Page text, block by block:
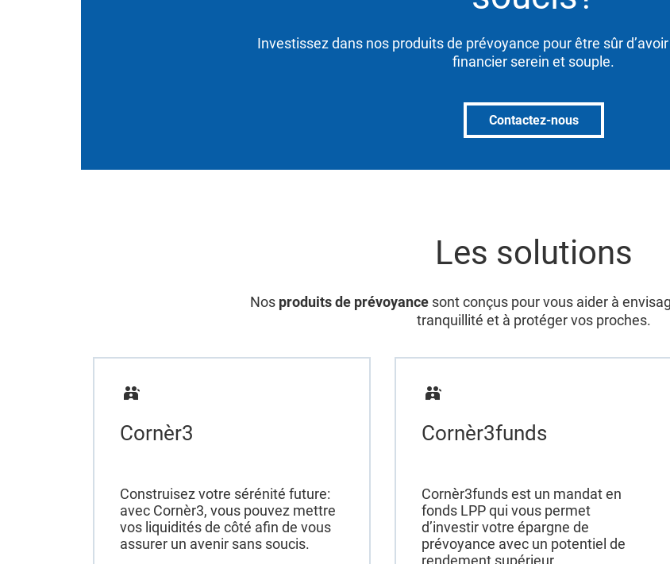
Investissez dans nos produits de prévoyance pour être sûr
financier serein et souple.
Contactez-nous
Les solutions
Nos produits de prévoyancesont conçus pour vous aider à
tranquillité et à protéger vos proches.
Cornèr3
Construisez votre sérénité future:
avec Cornèr3, vous pouvez mettre
vos liquidités de côté afin de vous
assurer un avenir sans soucis.
Cornèr3funds
Cornèr3funds est un mandat en
fonds LPP qui vous permet
d’investir votre épargne de
prévoyance avec un potentiel de
rendement supérieur.